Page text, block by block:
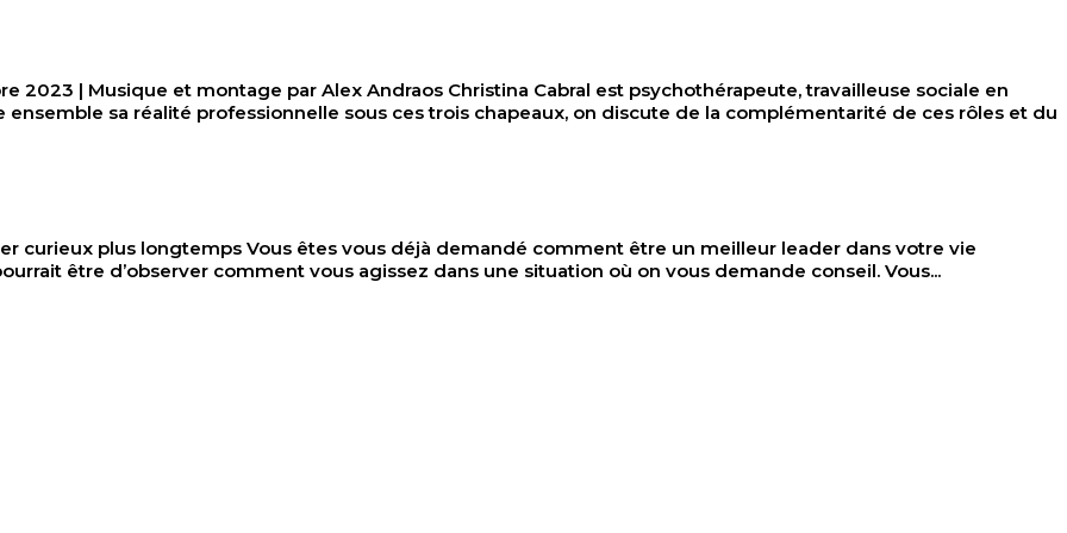
2023 | Musique et montage par Alex Andraos Christina Cabral est psychothérapeute, travailleuse sociale en
sa réalité professionnelle sous ces trois chapeaux, on discute de la complémentarité de ces rôles et du
curieux plus longtemps Vous êtes vous déjà demandé comment être un meilleur leader dans votre vie
être d’observer comment vous agissez dans une situation où on vous demande conseil. Vous...